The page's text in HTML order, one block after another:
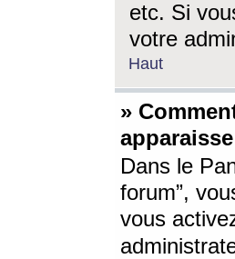
etc. Si
votre
Haut
»
Dans le
forum”,
vous